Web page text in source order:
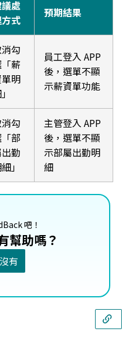
處
式
預期結果
勾
薪
明
員工登入 APP
後，選單不顯
示薪資單功能
勾
部
勤
」
主管登入 APP
後，選單不顯
示部屬出勤明
細
吧！
幫助嗎？
沒有